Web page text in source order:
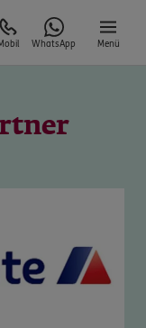
WhatsApp Menü